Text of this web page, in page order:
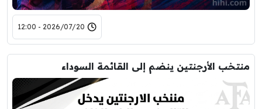
2026/07/20 - 12:00
منتخب الأرجنتين ينضم إلى القائمة السوداء